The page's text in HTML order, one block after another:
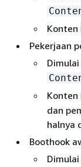
Konten
Pekerjaan
Konten
dan
halnya
Boothook